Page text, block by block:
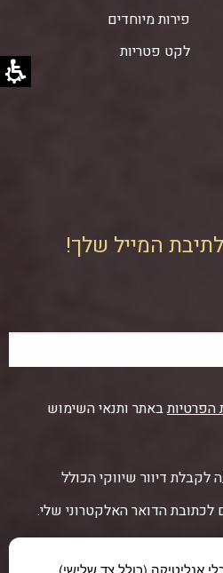
פירות מיוחדים
לקט פטריות
לתיבת המייל שלך!
הפרטיותבאתר ותנאי השימוש
דיוור שיווקי הכולל
לכתובת הדואר האלקטרוני שלי.
אנליטיקה (כולל צד שלישי)